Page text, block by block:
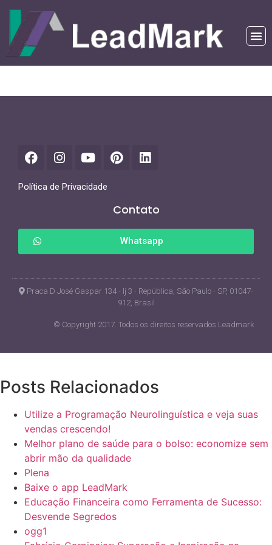
Política de Privacidade
Contato
Whatsapp
Praca D José Gaspar 134 - lj 3 - República, São Paulo - SP, 01047-
912, Brasil
© Copyright 2017. Todos os direitos reservados Leadmark
Posts Relacionados
Utilize a Programação Neurolinguística e veja suas
vendas crescendo!
Melhor plano de saúde para o bolso: economize sem
abrir mão da qualidade
Plena
Baixe o app LeadMark
Educação Financeira como Ferramenta de Sucesso:
Desvende Segredos
ogg1